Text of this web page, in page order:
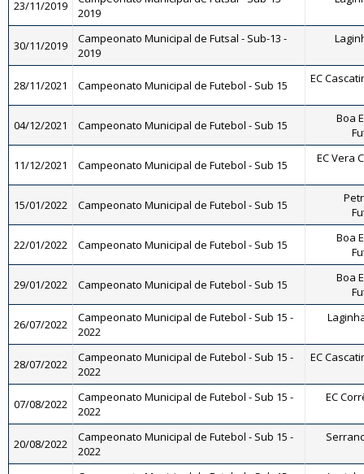
23/11/2019
2019
30/11/2019
Campeonato Municipal de Futsal - Sub-13 -
2019
28/11/2021 Campeonato Municipal de Futebol - Sub 15 EC
04/12/2021 Campeonato Municipal de Futebol - Sub 15
Boa
11/12/2021 Campeonato Municipal de Futebol - Sub 15 EC Vera
15/01/2022 Campeonato Municipal de Futebol - Sub 15
22/01/2022 Campeonato Municipal de Futebol - Sub 15
Boa
29/01/2022 Campeonato Municipal de Futebol - Sub 15
Boa
26/07/2022
Campeonato Municipal de Futebol - Sub 15 -
2022
28/07/2022
Campeonato Municipal de Futebol - Sub 15 -
2022
EC
07/08/2022
Campeonato Municipal de Futebol - Sub 15 -
2022
EC
20/08/2022
Campeonato Municipal de Futebol - Sub 15 -
2022